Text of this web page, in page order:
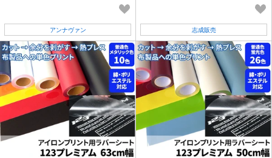
アンナヴァン 志成販売